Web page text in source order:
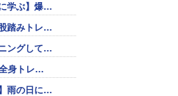
学ぶ】爆…
踏みトレ…
ングして…
全身トレ…
雨の日に…